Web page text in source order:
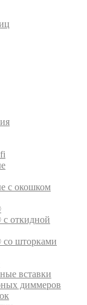
с окошком
откидной
шторками
вставки
диммеров